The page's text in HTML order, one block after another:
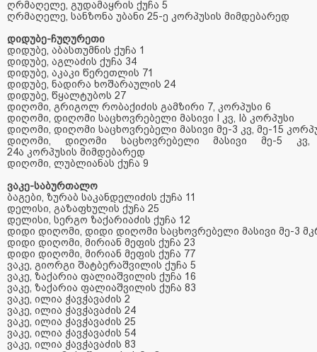
ღრმაღელე, გუდამაყრის ქუჩა 5
ღრმაღელე, სანზონა უბანი 25-ე კორპუსის მიმდებარედ
დიდუბე-ჩუღურეთი
დიდუბე, აბასთუმნის ქუჩა 1
დიდუბე, აგლაძის ქუჩა 34
დიდუბე, აკაკი წერეთლის 71
დიდუბე, ნადირა ხოშარაულის 24
დიდუბე, წყალტუბოს 27
დიღომი, გრიგოლ რობაქიძის გამზირი 7, კორპუსი 6
დიღომი, დიღომი საცხოვრებელი მასივი კვ, I ბ კორპუსი
დიღომი, დიღომი საცხოვრებელი მასივი მე-3 კვ, მე-15
დიღომი, დიღომი საცხოვრებელი მასივი მე-5კვ,
24ა კორპუსის მიმდებარედ
დიღომი, ლუბლიანას ქუჩა 9
ვაკე-საბურთალო
ბაგები, ზურაბ საკანდელიძის ქუჩა 11
დელისი, გაზაფხულის ქუჩა 25
დელისი, სერგო ზაქარიაძის ქუჩა 12
დიდი დიღომი, დიდი დიღომი საცხოვრებელი მასივი მე-3
დიდი დიღომი, მირიან მეფის ქუჩა 23
დიდი დიღომი, მირიან მეფის ქუჩა 77
ვაკე, გიორგი შატბერაშვილის ქუჩა 5
ვაკე, ზაქარია ფალიაშვილის ქუჩა 16
ვაკე, ზაქარია ფალიაშვილის ქუჩა 83
ვაკე, ილია ჭავჭავაძის 2
ვაკე, ილია ჭავჭავაძის 24
ვაკე, ილია ჭავჭავაძის 25
ვაკე, ილია ჭავჭავაძის 54
ვაკე, ილია ჭავჭავაძის 83